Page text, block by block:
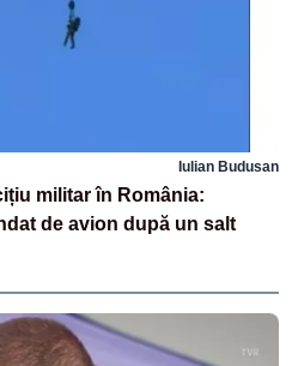
Iulian Budusan
militar în România:
de avion după un salt